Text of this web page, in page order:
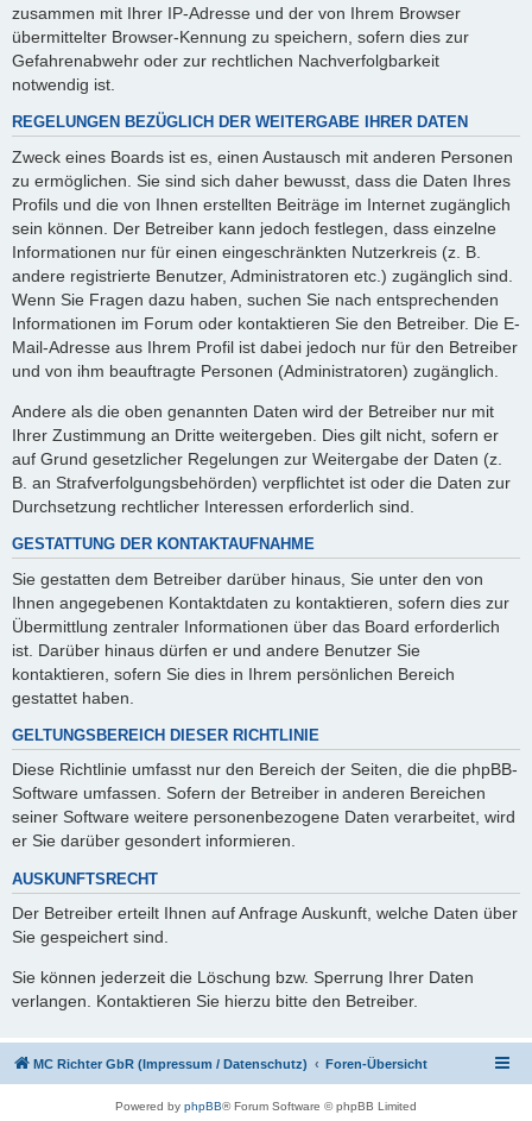
zusammen mit Ihrer IP-Adresse und der von Ihrem Browser
übermittelter Browser-Kennung zu speichern, sofern dies zur
Gefahrenabwehr oder zur rechtlichen Nachverfolgbarkeit
notwendig ist.
REGELUNGEN BEZÜGLICH DER WEITERGABE IHRER DATEN
Zweck eines Boards ist es, einen Austausch mit anderen Personen
zu ermöglichen. Sie sind sich daher bewusst, dass die Daten Ihres
Profils und die von Ihnen erstellten Beiträge im Internet zugänglich
sein können. Der Betreiber kann jedoch festlegen, dass einzelne
Informationen nur für einen eingeschränkten Nutzerkreis (z. B.
andere registrierte Benutzer, Administratoren etc.) zugänglich sind.
Wenn Sie Fragen dazu haben, suchen Sie nach entsprechenden
Informationen im Forum oder kontaktieren Sie den Betreiber. Die E-
Mail-Adresse aus Ihrem Profil ist dabei jedoch nur für den Betreiber
und von ihm beauftragte Personen (Administratoren) zugänglich.
Andere als die oben genannten Daten wird der Betreiber nur mit
Ihrer Zustimmung an Dritte weitergeben. Dies gilt nicht, sofern er
auf Grund gesetzlicher Regelungen zur Weitergabe der Daten (z.
B. an Strafverfolgungsbehörden) verpflichtet ist oder die Daten zur
Durchsetzung rechtlicher Interessen erforderlich sind.
GESTATTUNG DER KONTAKTAUFNAHME
Sie gestatten dem Betreiber darüber hinaus, Sie unter den von
Ihnen angegebenen Kontaktdaten zu kontaktieren, sofern dies zur
Übermittlung zentraler Informationen über das Board erforderlich
ist. Darüber hinaus dürfen er und andere Benutzer Sie
kontaktieren, sofern Sie dies in Ihrem persönlichen Bereich
gestattet haben.
GELTUNGSBEREICH DIESER RICHTLINIE
Diese Richtlinie umfasst nur den Bereich der Seiten, die die phpBB-
Software umfassen. Sofern der Betreiber in anderen Bereichen
seiner Software weitere personenbezogene Daten verarbeitet, wird
er Sie darüber gesondert informieren.
AUSKUNFTSRECHT
Der Betreiber erteilt Ihnen auf Anfrage Auskunft, welche Daten über
Sie gespeichert sind.
Sie können jederzeit die Löschung bzw. Sperrung Ihrer Daten
verlangen. Kontaktieren Sie hierzu bitte den Betreiber.
MC Richter GbR (Impressum / Datenschutz) Foren-Übersicht
Powered by phpBB® Forum Software © phpBB Limited